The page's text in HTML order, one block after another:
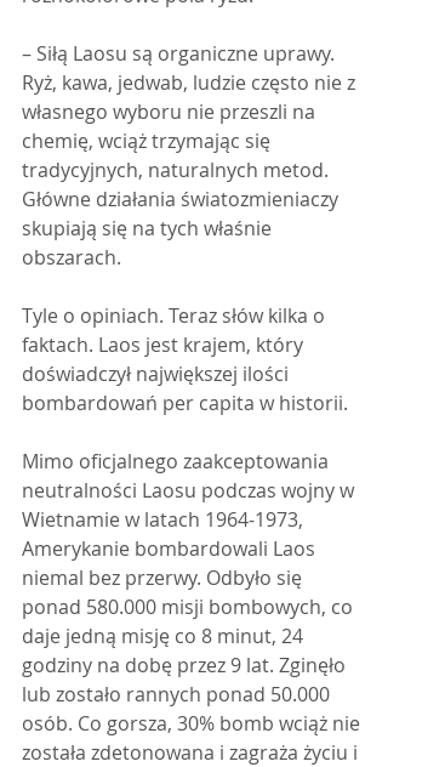
– Siłą Laosu są organiczne uprawy.
Ryż, kawa, jedwab, ludzie często nie z
własnego wyboru nie przeszli na
chemię, wciąż trzymając się
tradycyjnych, naturalnych metod.
Główne działania światozmieniaczy
skupiają się na tych właśnie
obszarach.
Tyle o opiniach. Teraz słów kilka o
faktach. Laos jest krajem, który
doświadczył największej ilości
bombardowań per capita w historii.
Mimo oficjalnego zaakceptowania
neutralności Laosu podczas wojny w
Wietnamie w latach 1964-1973,
Amerykanie bombardowali Laos
niemal bez przerwy. Odbyło się
ponad 580.000 misji bombowych, co
daje jedną misję co 8 minut, 24
godziny na dobę przez 9 lat. Zginęło
lub zostało rannych ponad 50.000
osób. Co gorsza, 30% bomb wciąż nie
została zdetonowana i zagraża życiu i